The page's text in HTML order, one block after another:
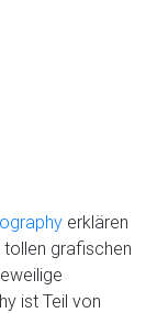
erklären
tollen grafischen
ist Teil von